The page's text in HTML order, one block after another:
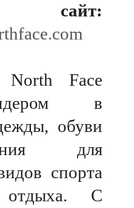
сайт:
Face
в
обуви
для
спорта
отдыха. С